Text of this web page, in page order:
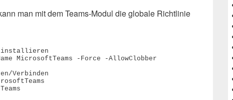
man mit dem Teams-Modul die globale Richtlinie
installieren
MicrosoftTeams -Force -AllowClobber
Verbinden